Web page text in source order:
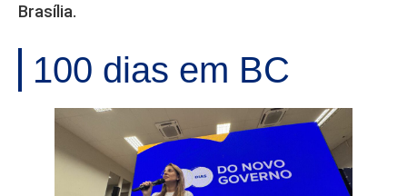
Brasília.
100 dias em BC